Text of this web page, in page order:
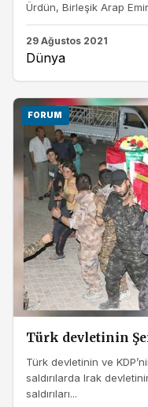
Ürdün, Birleşik Arap
29 Ağustos 2021
Dünya
FORUM
Türk devletinin
Türk devletinin ve
saldırılarda Irak
saldırıları...